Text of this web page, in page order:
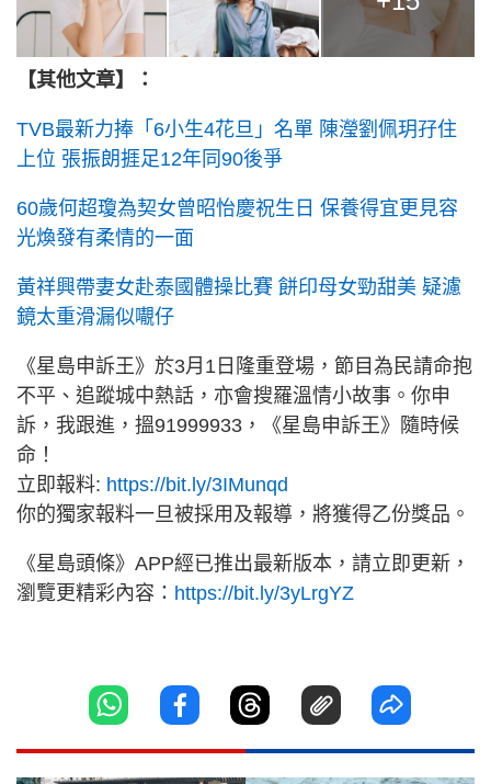
【其他文章】：
TVB最新力捧「6小生4花旦」名單 陳瀅劉佩玥孖住
上位 張振朗捱足12年同90後爭
60歲何超瓊為契女曾昭怡慶祝生日 保養得宜更見容
光煥發有柔情的一面
黃祥興帶妻女赴泰國體操比賽 餅印母女勁甜美 疑濾
鏡太重滑漏似𡃁仔
《星島申訴王》於3月1日隆重登場，節目為民請命抱
不平、追蹤城中熱話，亦會搜羅溫情小故事。你申
訴，我跟進，搵91999933，《星島申訴王》隨時候
命！
立即報料: https://bit.ly/3IMunqd
你的獨家報料一旦被採用及報導，將獲得乙份獎品。
《星島頭條》APP經已推出最新版本，請立即更新，
瀏覽更精彩內容： https://bit.ly/3yLrgYZ